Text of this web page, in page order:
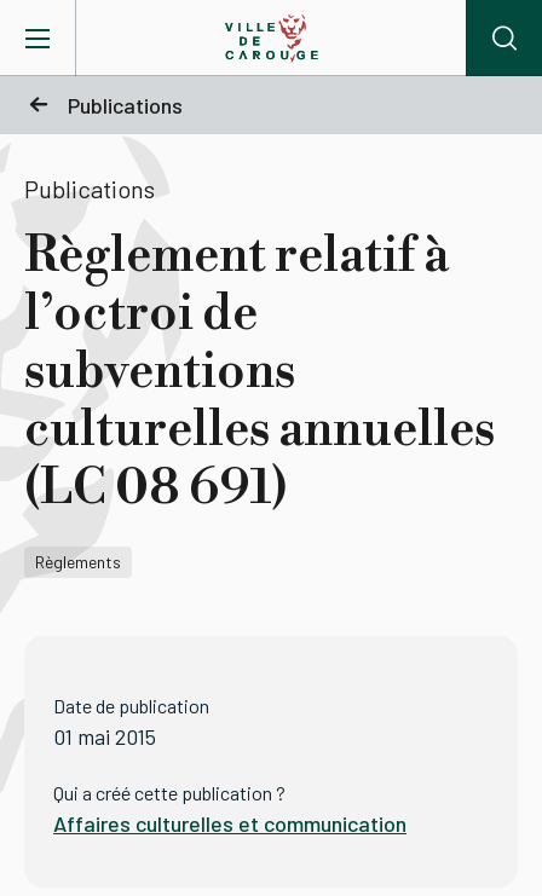
Publications
Mairie
Vie pratique
Actualités
Agenda
Publications
Règlement relatif à
l’octroi de
subventions
culturelles annuelles
(LC 08 691)
Règlements
Date de publication
01 mai 2015
Qui a créé cette publication ?
Affaires culturelles et communication